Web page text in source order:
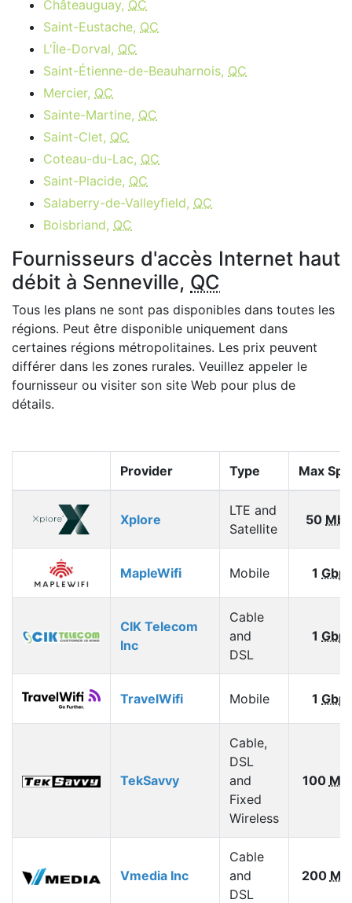
Châteauguay, QC
Saint-Eustache, QC
L'Île-Dorval, QC
Saint-Étienne-de-Beauharnois, QC
Mercier, QC
Sainte-Martine, QC
Saint-Clet, QC
Coteau-du-Lac, QC
Saint-Placide, QC
Salaberry-de-Valleyfield, QC
Boisbriand, QC
Fournisseurs d'accès Internet haut
débit à Senneville, QC
Tous les plans ne sont pas disponibles dans toutes les
régions. Peut être disponible uniquement dans
certaines régions métropolitaines. Les prix peuvent
différer dans les zones rurales. Veuillez appeler le
fournisseur ou visiter son site Web pour plus de
détails.
Provider Type Max
Xplore
LTE and
Satellite
50
MapleWifi Mobile 1
CIK Telecom
Inc
Cable
and
DSL
1
TravelWifi Mobile 1
TekSavvy
Cable,
DSL
and
Fixed
Wireless
100
Vmedia Inc
Cable
and
DSL
200